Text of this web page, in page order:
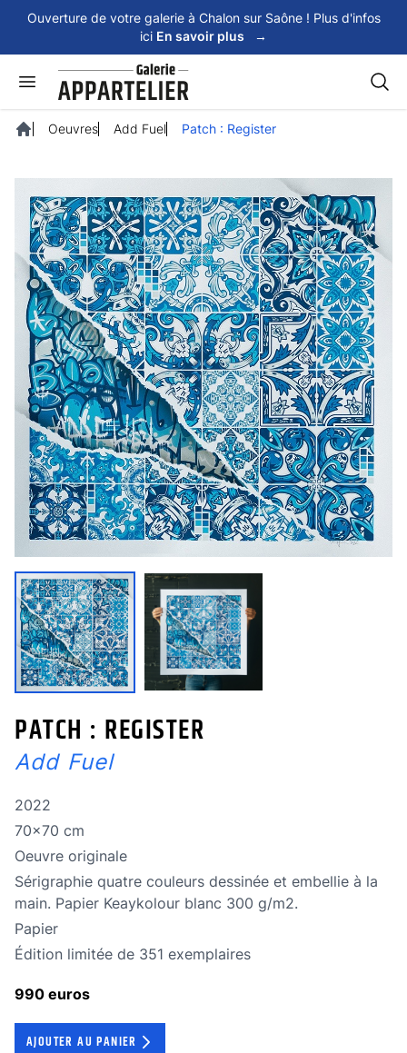
Ouverture de votre galerie à Chalon sur Saône ! Plus d'infos
ici En savoir plus →
Oeuvres Add Fuel Patch : Register
PATCH : REGISTER
Add Fuel
Année de réalisation
2022
Dimensions
70x70 cm
Oeuvre originale
Oeuvre originale
Technique
Sérigraphie quatre couleurs dessinée et embellie à la
main. Papier Keaykolour blanc 300 g/m2.
Technique
Papier
édition limitée
Édition limitée de 351 exemplaires
990 euros
AJOUTER AU PANIER
Panneau de gestion des cookies